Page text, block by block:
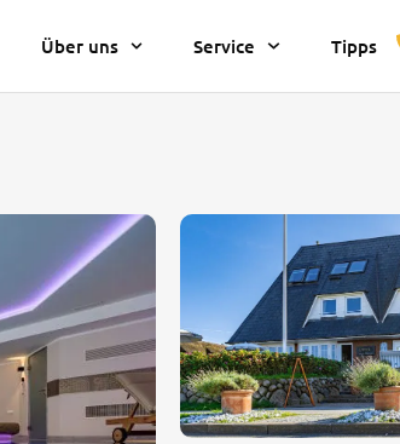
Über uns Service Tipps